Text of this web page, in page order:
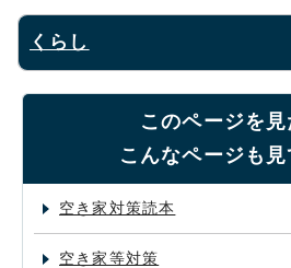
くらし
このページを
こんなページも
空き家対策読本
空き家等対策